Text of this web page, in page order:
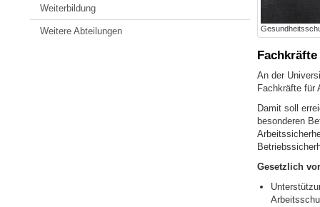
Weiterbildung
Weitere Abteilungen
An der
Fachkräfte für
Damit soll
besonderen
Gesetzlich